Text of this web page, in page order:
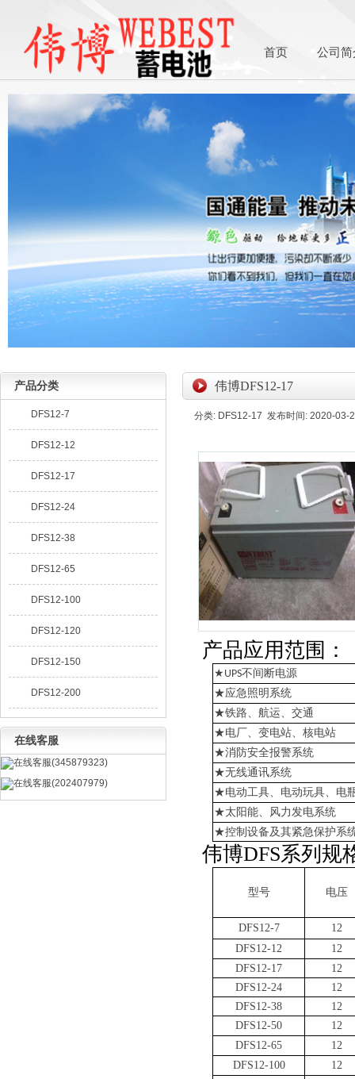
首页 公司简
产品分类
DFS12-7
DFS12-12
DFS12-17
DFS12-24
DFS12-38
DFS12-65
DFS12-100
DFS12-120
DFS12-150
DFS12-200
在线客服
在线客服(345879323)
在线客服(202407979)
伟博DFS12-17
分类: DFS12-17 发布时间: 2020-03-
产品应用范围：
★ UPS不间断电源
★应急照明系统
★铁路、航运、交通
★电厂、变电站、核电站
★消防安全报警系统
★无线通讯系统
★电动工具、电动玩具、电
★太阳能、风力发电系统
★控制设备及其紧急保护系
伟博DFS系列规
型号 电压
DFS12-7
12
DFS12-12
12
DFS12-17
12
DFS12-24
12
DFS12-38
12
DFS12-50
12
DFS12-65
12
DFS12-100
12